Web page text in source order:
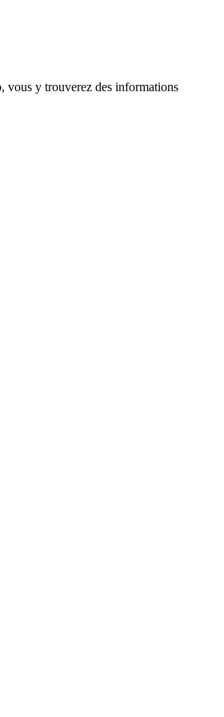
vous y trouverez des informations